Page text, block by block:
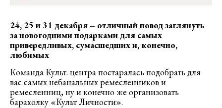
24, 25 и 31 декабря – отличный повод заглянуть
за новогодними подарками для самых
привередливых, сумасшедших и, конечно,
любимых
Команда Культ. центра постаралась подобрать для
вас самых небанальных ремесленников и
ремесленниц, ну и конечно же организовать
барахолку «Культ Личности».